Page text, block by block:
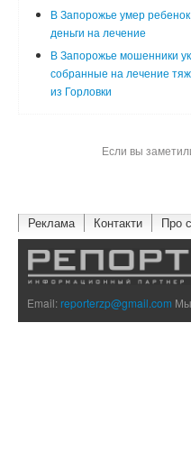
В Запорожье умер
деньги на лечение
В Запорожье мошенники
собранные на лечение
из Горловки
Если вы
Реклама Контакти Про
Email:reporterzp@gmail.com